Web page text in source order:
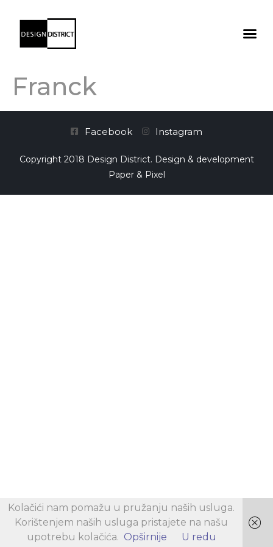
Franck
Facebook Instagram
Copyright 2018 Design District. Design & development
Paper & Pixel
Kolačići nam pomažu u pružanju naših usluga.
Korištenjem naših usluga pristajete na našu
upotrebu kolačića. Opširnije U redu